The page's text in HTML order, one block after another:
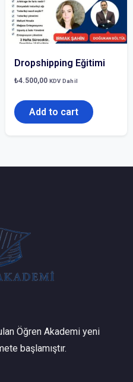
Dropshipping Eğitimi
₺4.500,00 KDV Dahil
Add to cart
Öğren Akademi yeni
başlamıştır.